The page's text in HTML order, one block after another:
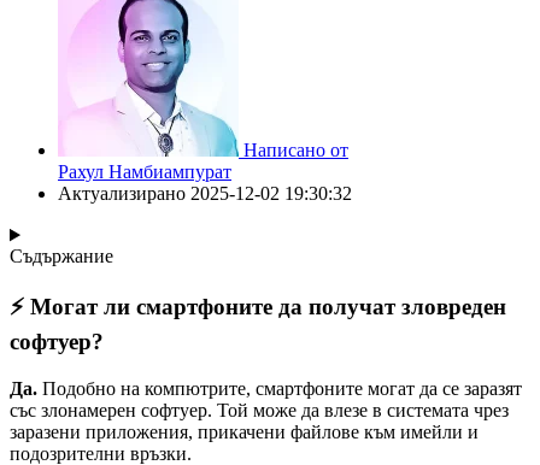
Написано от
Рахул Намбиампурат
Актуализирано 2025-12-02 19:30:32
Съдържание
⚡ Могат ли смартфоните да получат зловреден
софтуер?
Да. Подобно на компютрите, смартфоните могат да се заразят
със злонамерен софтуер. Той може да влезе в системата чрез
заразени приложения, прикачени файлове към имейли и
подозрителни връзки.